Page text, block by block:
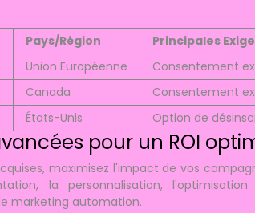
Pays/Région
Principales
Union Européenne
Consentement
Canada
Consentement
États-Unis Option de
pour un ROI
maximisez l'impact de vos
la personnalisation,
marketing automation.